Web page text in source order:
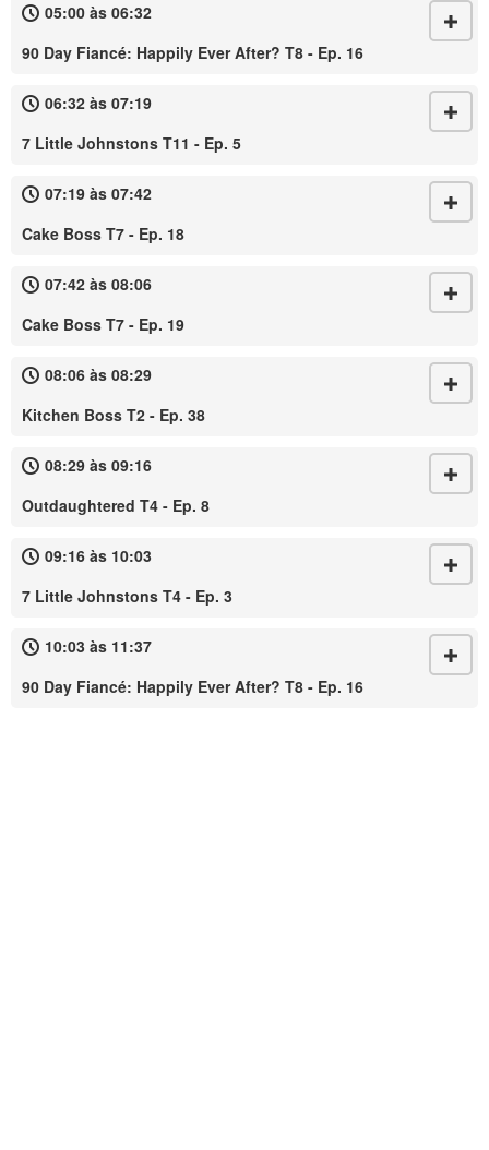
05:00 às 06:32
90 Day Fiancé: Happily Ever After? T8 - Ep. 16
06:32 às 07:19
7 Little Johnstons T11 - Ep. 5
07:19 às 07:42
Cake Boss T7 - Ep. 18
07:42 às 08:06
Cake Boss T7 - Ep. 19
08:06 às 08:29
Kitchen Boss T2 - Ep. 38
08:29 às 09:16
Outdaughtered T4 - Ep. 8
09:16 às 10:03
7 Little Johnstons T4 - Ep. 3
10:03 às 11:37
90 Day Fiancé: Happily Ever After? T8 - Ep. 16